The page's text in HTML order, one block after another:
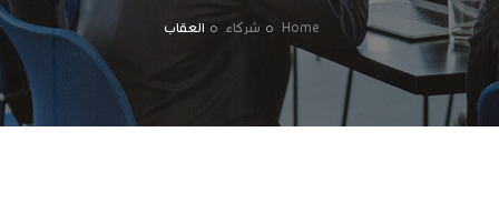
Home شركاء العقاب